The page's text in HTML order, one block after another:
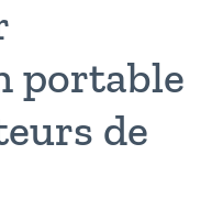
portable
de